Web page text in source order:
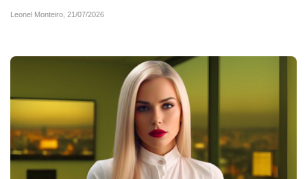
Leonel Monteiro, 21/07/2026